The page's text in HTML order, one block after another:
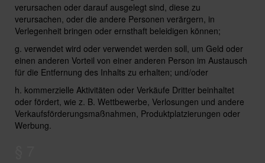
verursachen oder darauf ausgelegt sind, diese zu
verursachen, oder die andere Personen verärgern, in
Verlegenheit bringen oder ernsthaft beleidigen können;
g. verwendet wird oder verwendet werden soll, um Geld oder
einen anderen Vorteil von einer anderen Person im Austausch
für die Entfernung des Inhalts zu erhalten; und/oder
h. kommerzielle Aktivitäten oder Verkäufe Dritter beinhaltet
oder fördert, wie z. B. Wettbewerbe, Verlosungen und andere
Verkaufsförderungsmaßnahmen, Produktplatzierungen oder
Werbung.